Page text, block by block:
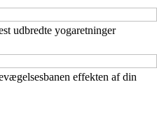
udbredte yogaretninger
effekten af din